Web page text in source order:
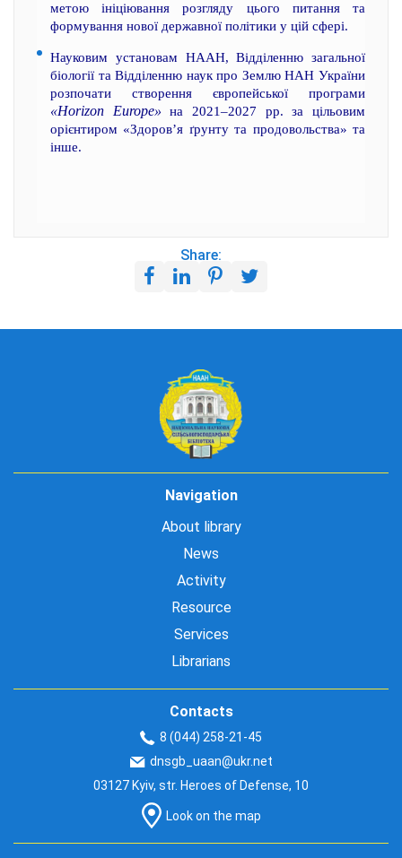
метою ініціювання розгляду цього питання та
формування нової державної політики у цій сфері.
Науковим установам НААН, Відділенню загальної
біології та Відділенню наук про Землю НАН України
розпочати створення європейської програми
«Horizon Europe» на 2021–2027 рр. за цільовим
орієнтиром «Здоров’я ґрунту та продовольства» та
інше.
Share:
Navigation
About library
News
Activity
Resource
Services
Librarians
Contacts
8 (044) 258-21-45
dnsgb_uaan@ukr.net
03127 Kyiv, str. Heroes of Defense, 10
Look on the map